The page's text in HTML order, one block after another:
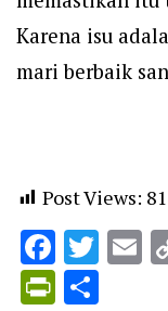
Karena isu
mari berbaik
Post Views: